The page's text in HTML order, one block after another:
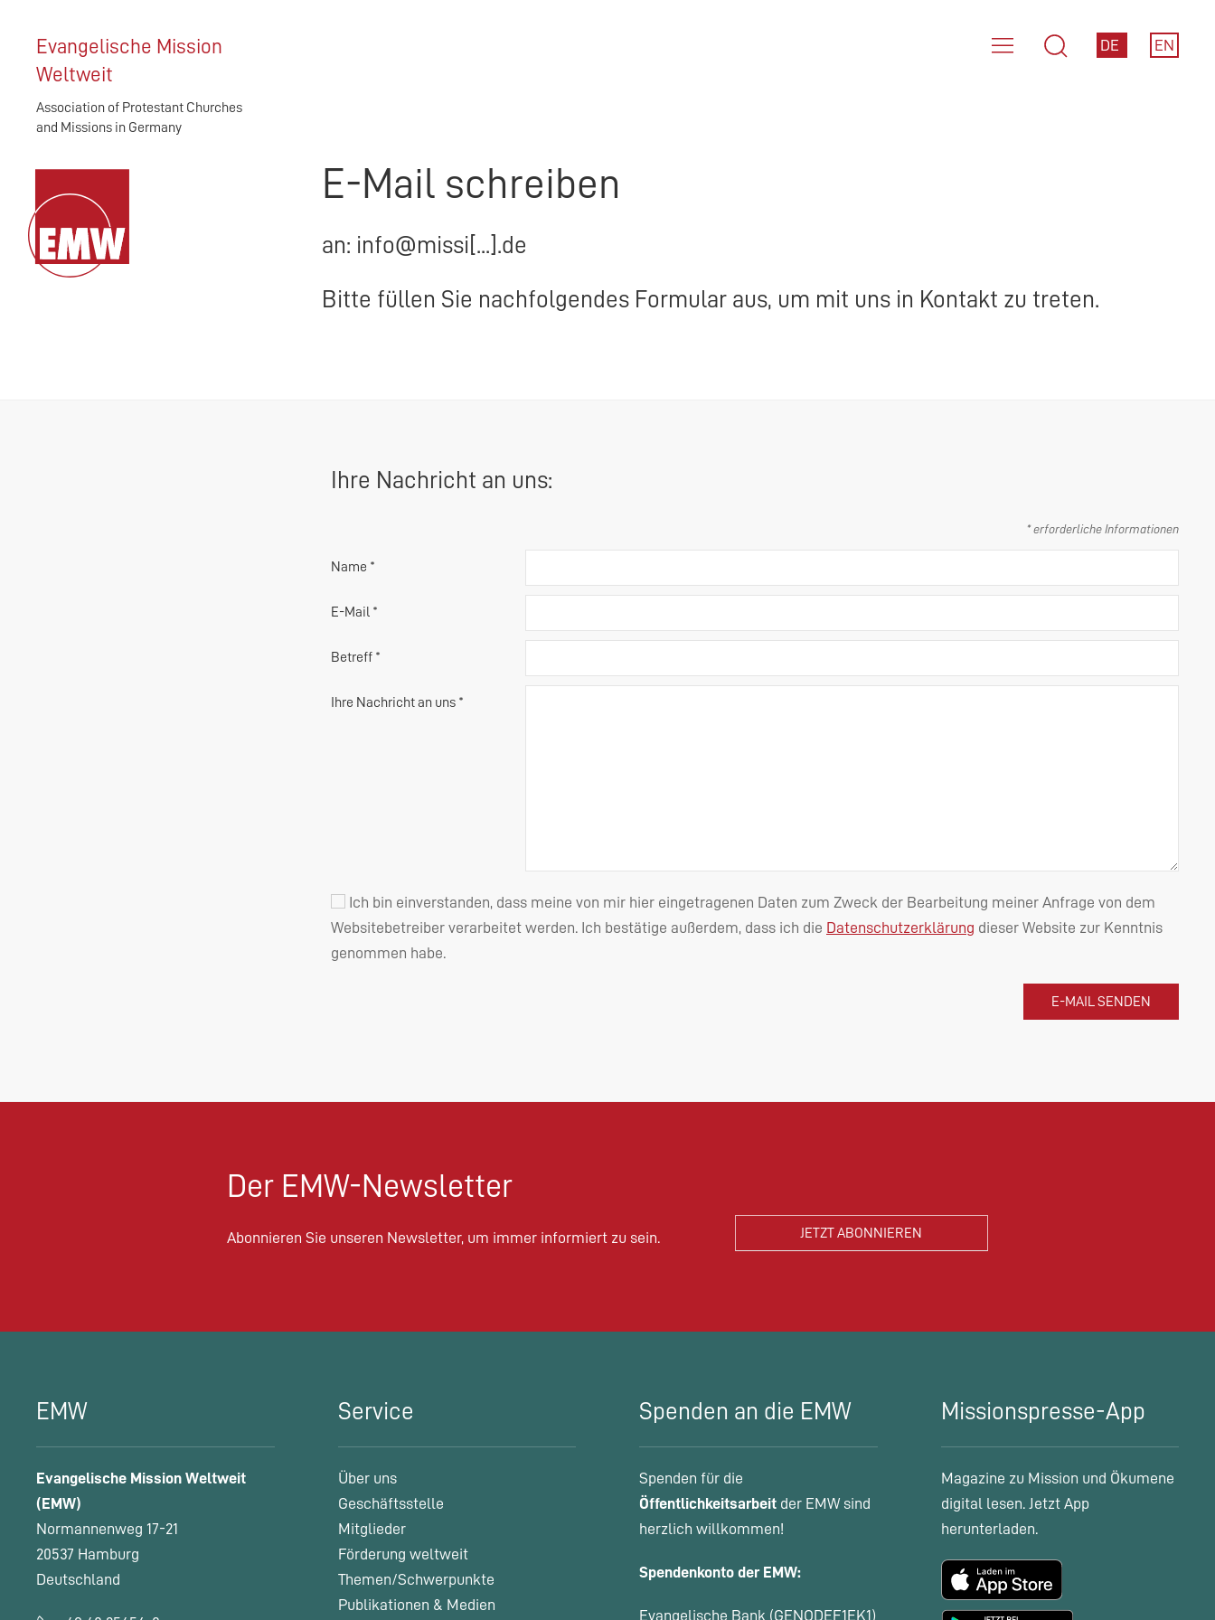
Evangelische Mission
Weltweit
Association of Protestant Churches
and Missions in Germany
DE EN
E-Mail schreiben
an: info@missi[...].de
Bitte füllen Sie nachfolgendes Formular aus, um mit uns in Kontakt zu treten.
Ihre Nachricht an uns:
* erforderliche Informationen
Name *
E-Mail *
Betreff *
Ihre Nachricht an uns *
Ich bin einverstanden, dass meine von mir hier eingetragenen Daten zum Zweck der Bearbeitung meiner Anfrage von dem
Websitebetreiber verarbeitet werden. Ich bestätige außerdem, dass ich die Datenschutzerklärung dieser Website zur Kenntnis
genommen habe.
Der EMW-Newsletter
Abonnieren Sie unseren Newsletter, um immer informiert zu sein.
EMW
Evangelische Mission Weltweit
(EMW)
Normannenweg 17-21
20537 Hamburg
Deutschland
Service
Über uns
Geschäftsstelle
Mitglieder
Förderung weltweit
Themen/Schwerpunkte
Publikationen & Medien
Spenden an die EMW
Spenden für die
Öffentlichkeitsarbeit der EMW sind
herzlich willkommen!
Spendenkonto der EMW:
Evangelische Bank (GENODEF1EK1)
Missionspresse-App
Magazine zu Mission und Ökumene
digital lesen. Jetzt App
herunterladen.